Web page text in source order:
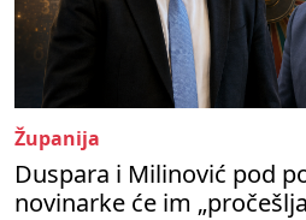
Županija
Duspara i Milinović pod
novinarke će im